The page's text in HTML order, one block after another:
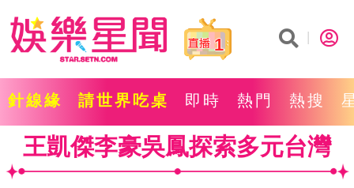
1
針線緣 請世界吃桌 即時 熱門 熱搜
王凱傑李豪吳鳳探索多元台灣